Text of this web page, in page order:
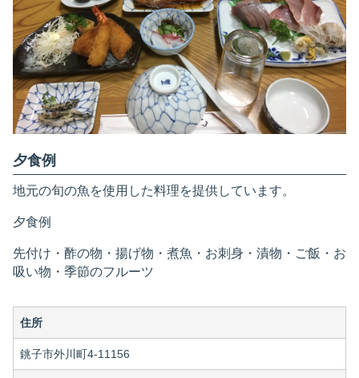
夕食例
地元の旬の魚を使用した料理を提供しています。
夕食例
先付け・酢の物・揚げ物・煮魚・お刺身・漬物・ご飯・お
吸い物・季節のフルーツ
住所
銚子市外川町4-11156